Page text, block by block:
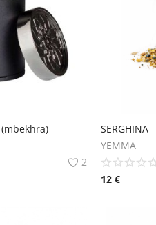
2
SERGHINA
YEMMA
12 €